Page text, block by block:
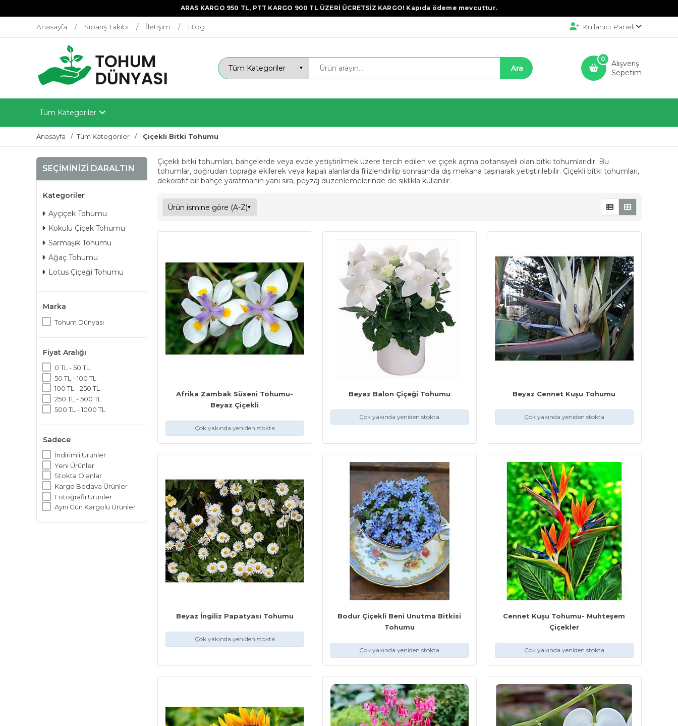
ARAS KARGO 950 TL, PTT KARGO 900 TL ÜZERİ ÜCRETSİZ KARGO! Kapıda ödeme mevcuttur.
Anasayfa Sipariş Takibi İletişim Blog Kullanıcı Paneli
Alışveriş
Sepetim
0
Tüm Kategoriler
Anasayfa Tüm Kategoriler Çiçekli Bitki Tohumu
SEÇIMINIZI DARALTIN
Kategoriler
Ayçiçek Tohumu
Kokulu Çiçek Tohumu
Sarmaşık Tohumu
Ağaç Tohumu
Lotus Çiçeği Tohumu
Marka
Tohum Dünyası
Fiyat Aralığı
0 TL - 50 TL
50 TL - 100 TL
100 TL - 250 TL
250 TL - 500 TL
500 TL - 1000 TL
Sadece
İndirimli Ürünler
Yeni Ürünler
Stokta Olanlar
Kargo Bedava Ürünler
Fotoğraflı Ürünler
Aynı Gün Kargolu Ürünler
Çiçekli bitki tohumları, bahçelerde veya evde yetiştirilmek üzere tercih edilen ve çiçek açma potansiyeli olan bitki tohumlarıdır. Bu
tohumlar, doğrudan toprağa ekilerek veya kapalı alanlarda filizlendirilip sonrasında dış mekana taşınarak yetiştirilebilir. Çiçekli bitki tohumları,
dekoratif bir bahçe yaratmanın yanı sıra, peyzaj düzenlemelerinde de sıklıkla kullanılır.
Afrika Zambak Süseni Tohumu-
Beyaz Çiçekli
Çok yakında yeniden stokta
Beyaz Balon Çiçeği Tohumu
Çok yakında yeniden stokta
Beyaz Cennet Kuşu Tohumu
Çok yakında yeniden stokta
Beyaz İngiliz Papatyası Tohumu
Çok yakında yeniden stokta
Bodur Çiçekli Beni Unutma Bitkisi
Tohumu
Çok yakında yeniden stokta
Cennet Kuşu Tohumu- Muhteşem
Çiçekler
Çok yakında yeniden stokta